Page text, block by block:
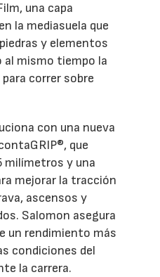
una capa
la mediasuela que
y elementos
al mismo tiempo la
correr sobre
con una nueva
que
milímetros y una
mejorar la tracción
ascensos y
Salomon asegura
un rendimiento más
condiciones del
la carrera.